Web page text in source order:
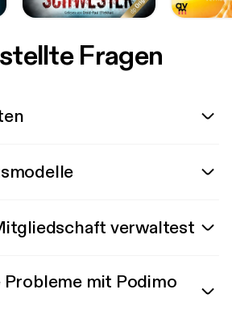
Fragen
verwaltest
Probleme mit Podimo